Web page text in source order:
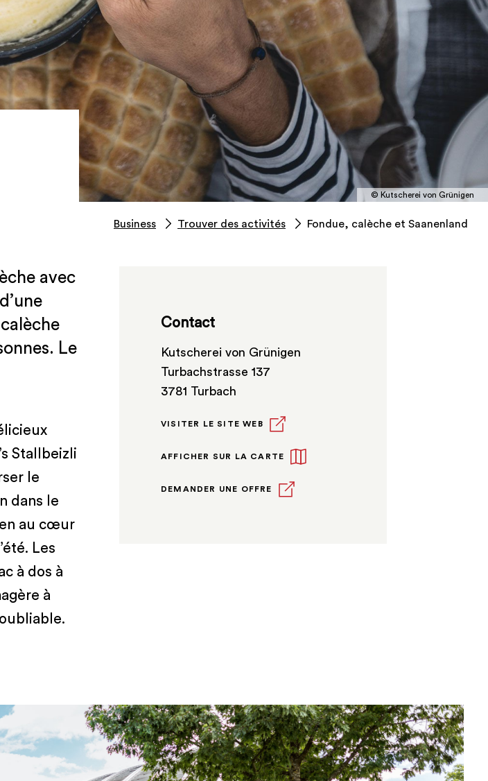
© Kutscherei von Grünigen
Business Trouver des activités Fondue, calèche et Saanenland
avec
Le
Stallbeizli
le
dans le
au cœur
Les
à dos à
à
Contact
Kutscherei von Grünigen
Turbachstrasse 137
3781 Turbach
VISITER LE SITE WEB
AFFICHER SUR LA CARTE
DEMANDER UNE OFFRE